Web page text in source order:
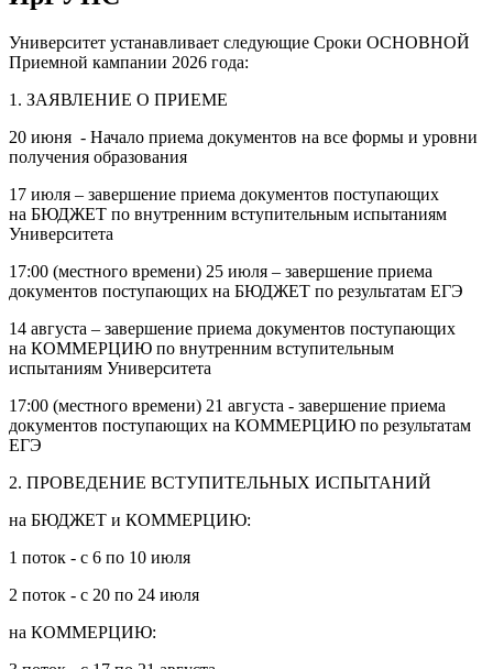
Университет устанавливает следующие Сроки ОСНОВНОЙ
Приемной кампании 2026 года:
1. ЗАЯВЛЕНИЕ О ПРИЕМЕ
20 июня - Начало приема документов на все формы и уровни
получения образования
17 июля – завершение приема документов поступающих
на БЮДЖЕТ по внутренним вступительным испытаниям
Университета
17:00 (местного времени) 25 июля – завершение приема
документов поступающих на БЮДЖЕТ по результатам ЕГЭ
14 августа – завершение приема документов поступающих
на КОММЕРЦИЮ по внутренним вступительным
испытаниям Университета
17:00 (местного времени) 21 августа - завершение приема
документов поступающих на КОММЕРЦИЮ по результатам
ЕГЭ
2. ПРОВЕДЕНИЕ ВСТУПИТЕЛЬНЫХ ИСПЫТАНИЙ
на БЮДЖЕТ и КОММЕРЦИЮ:
1 поток - с 6 по 10 июля
2 поток - с 20 по 24 июля
на КОММЕРЦИЮ: